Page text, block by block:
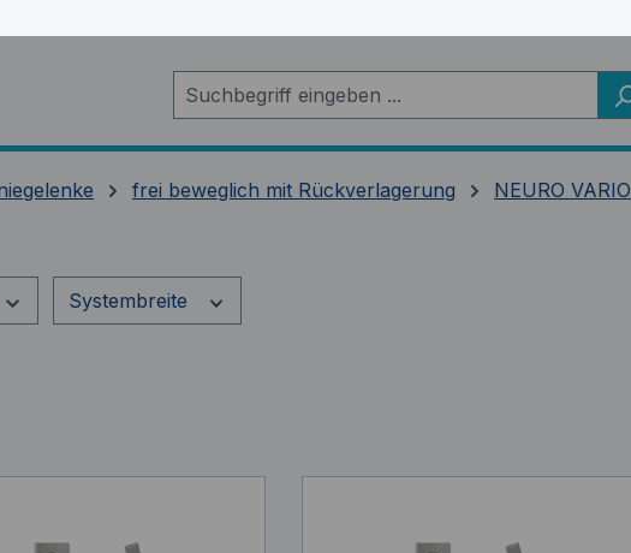
frei beweglich mit Rückverlagerung NEURO VARIO
Systembreite